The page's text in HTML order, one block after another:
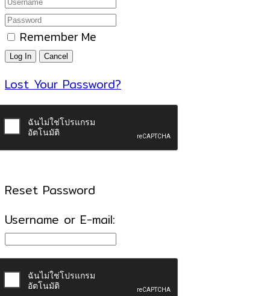
Remember Me
Lost Your Password?
Reset Password
Username or E-mail: